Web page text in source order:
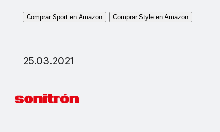
Comprar Sport en Amazon Comprar Style en Amazon
25.03.2021